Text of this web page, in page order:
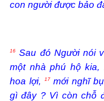
con người được bảo
16
Sau đó Người nói
một nhà phú hộ kia,
hoa lợi,
17mới nghĩ
gì đây ? Vì còn chỗ